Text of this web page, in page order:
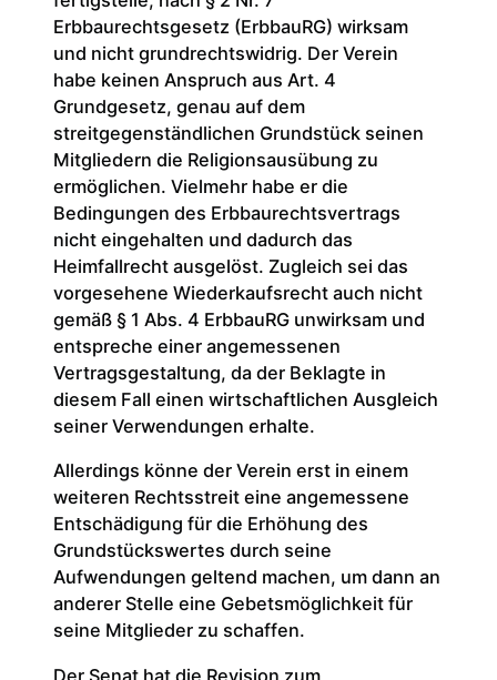
Erbbaurechtsgesetz (ErbbauRG) wirksam
und nicht grundrechtswidrig. Der Verein
habe keinen Anspruch aus Art. 4
Grundgesetz, genau auf dem
streitgegenständlichen Grundstück seinen
Mitgliedern die Religionsausübung zu
ermöglichen. Vielmehr habe er die
Bedingungen des Erbbaurechtsvertrags
nicht eingehalten und dadurch das
Heimfallrecht ausgelöst. Zugleich sei das
vorgesehene Wiederkaufsrecht auch nicht
gemäß § 1 Abs. 4 ErbbauRG unwirksam und
entspreche einer angemessenen
Vertragsgestaltung, da der Beklagte in
diesem Fall einen wirtschaftlichen Ausgleich
seiner Verwendungen erhalte.
Allerdings könne der Verein erst in einem
weiteren Rechtsstreit eine angemessene
Entschädigung für die Erhöhung des
Grundstückswertes durch seine
Aufwendungen geltend machen, um dann an
anderer Stelle eine Gebetsmöglichkeit für
seine Mitglieder zu schaffen.
Der Senat hat die Revision zum